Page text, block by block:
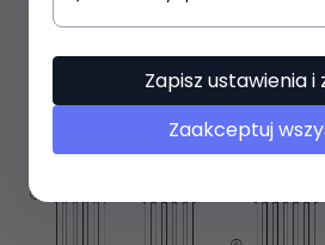
Zapisz ustawienia i
Zaakceptuj